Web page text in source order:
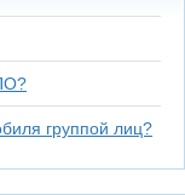
группой лиц?